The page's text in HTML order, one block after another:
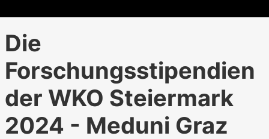
Die
Forschungsstipendien
der WKO Steiermark
2024 - Meduni Graz
WKO.tv KI (lokales LLM gemma-4-
26b-a4b-it, Blackwell)